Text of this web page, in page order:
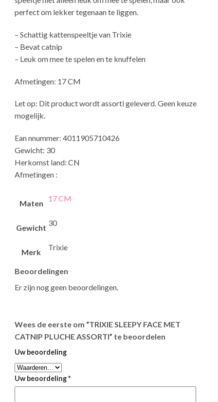
perfect om lekker tegenaan te liggen.
– Schattig kattenspeeltje van Trixie
– Bevat catnip
– Leuk om mee te spelen en te knuffelen
Afmetingen: 17 CM
Let op: Dit product wordt assorti geleverd. Geen keuze
mogelijk.
Ean nnummer: 4011905710426
Gewicht: 30
Herkomst land: CN
Afmetingen :
Maten
17 CM
Gewicht
30
Merk
Trixie
Beoordelingen
Er zijn nog geen beoordelingen.
Wees de eerste om “TRIXIE SLEEPY FACE MET
CATNIP PLUCHE ASSORTI” te beoordelen
Uw beoordeling
Uw beoordeling*